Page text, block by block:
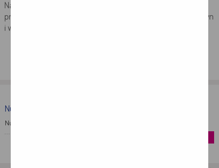
Należy też przed wszystkim zwrócić uwagę na działania
profilaktyczne u chorych zagrożonych wystąpieniem odleżyn
i w porę zadziałać, gdy zauważymy niepokojące sygnały.
Nutridrink Skin Repair (dawniej …
Nutridrink Skin Repair to produkt wysokoenergetyczny,
…